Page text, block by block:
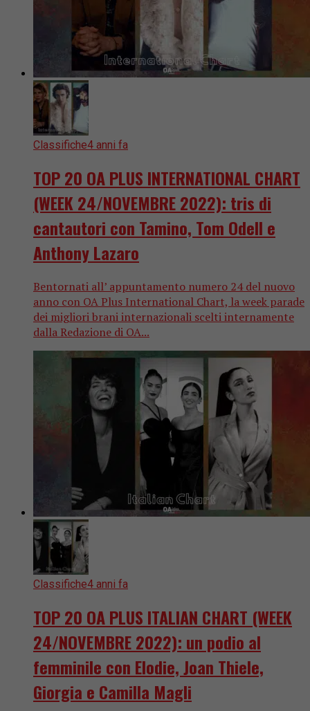
Classifiche4 anni fa
TOP 20 OA PLUS INTERNATIONAL CHART
(WEEK 24/NOVEMBRE 2022): tris di
cantautori con Tamino, Tom Odell e
Anthony Lazaro
Bentornati all’ appuntamento numero 24 del nuovo
anno con OA Plus International Chart, la week parade
dei migliori brani internazionali scelti internamente
dalla Redazione di OA...
Classifiche4 anni fa
TOP 20 OA PLUS ITALIAN CHART (WEEK
24/NOVEMBRE 2022): un podio al
femminile con Elodie, Joan Thiele,
Giorgia e Camilla Magli